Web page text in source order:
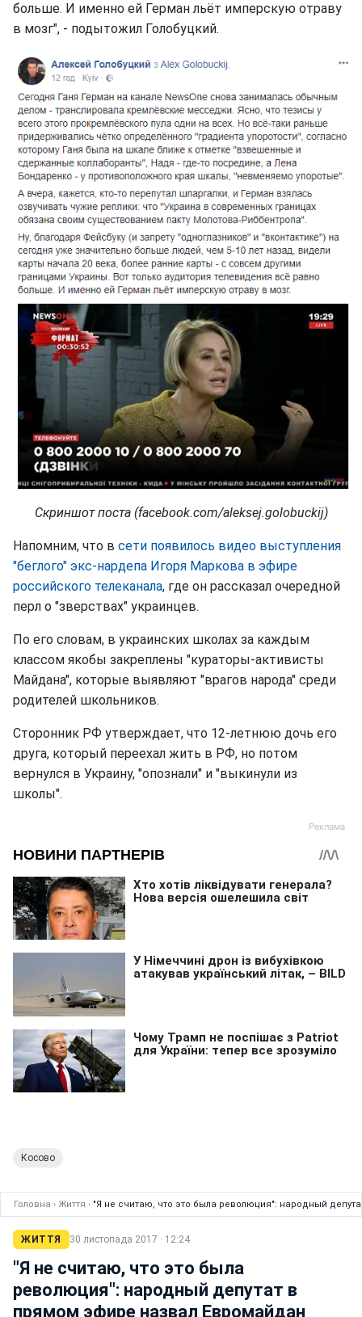
больше. И именно ей Герман льёт имперскую отраву
в мозг", - подытожил Голобуцкий.
Скриншот поста (facebook.com/aleksej.golobuckij)
Напомним, что в сети появилось видео выступления
"беглого" экс-нардепа Игоря Маркова в эфире
российского телеканала, где он рассказал очередной
перл о "зверствах" украинцев.
По его словам, в украинских школах за каждым
классом якобы закреплены "кураторы-активисты
Майдана", которые выявляют "врагов народа" среди
родителей школьников.
Сторонник РФ утверждает, что 12-летнюю дочь его
друга, который переехал жить в РФ, но потом
вернулся в Украину, "опознали" и "выкинули из
школы".
Косово
Головна › Життя › "Я не считаю, что это была революция": народный
ЖИТТЯ 30 листопада 2017 · 12:24
"Я не считаю, что это была
революция": народный депутат в
прямом эфире назвал Евромайдан